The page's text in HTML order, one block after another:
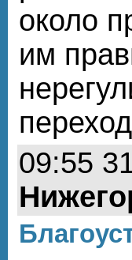
около
им
09:55